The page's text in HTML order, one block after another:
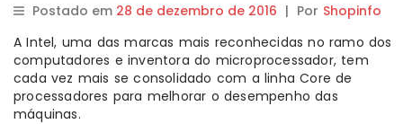
Postado em 28 de dezembro de 2016 | Por Shopinfo
A Intel, uma das marcas mais reconhecidas no ramo dos
computadores e inventora do microprocessador, tem
cada vez mais se consolidado com a linha Core de
processadores para melhorar o desempenho das
máquinas.